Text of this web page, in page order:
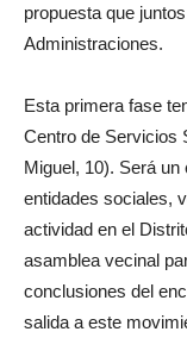
propuesta que
Administraciones.
Esta primera fase
Centro de Servicios
Miguel, 10). Será un
entidades sociales,
actividad en el
asamblea vecinal
conclusiones del
salida a este